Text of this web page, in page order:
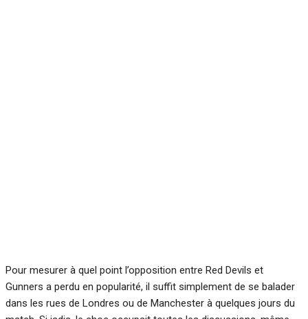
Pour mesurer à quel point l’opposition entre Red Devils et
Gunners a perdu en popularité, il suffit simplement de se balader
dans les rues de Londres ou de Manchester à quelques jours du